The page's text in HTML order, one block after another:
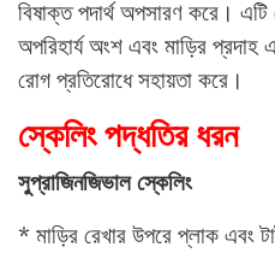
বিষাক্ত পদার্থ অপসারণ করে। এটি
অপরিহার্য অংশ এবং মাড়ির প্রদাহ
রোগ প্রতিরোধে সহায়তা করে।
স্কেলিং পদ্ধতির ধরন
সুপ্রাজিনজিভাল স্কেলিং
* মাড়ির রেখার উপরে প্লাক এবং